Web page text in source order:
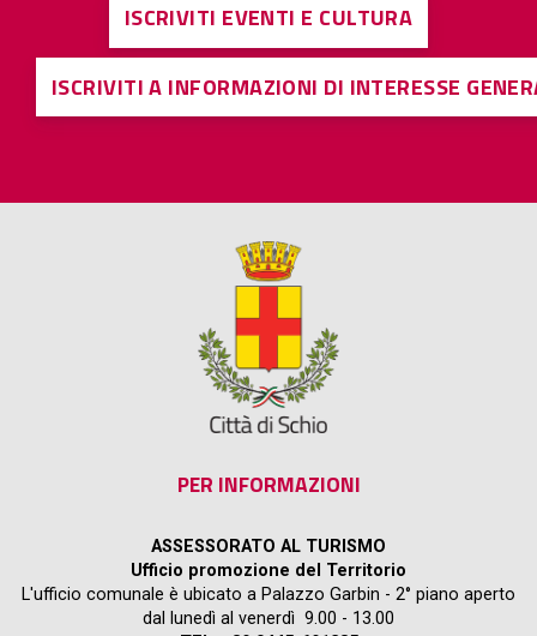
ISCRIVITI EVENTI E CULTURA
ISCRIVITI A INFORMAZIONI DI INTERESSE
PER INFORMAZIONI
ASSESSORATO AL TURISMO
Ufficio promozione del Territorio
L'ufficio comunale è ubicato a Palazzo Garbin - 2° piano aperto
dal lunedì al venerdì 9.00 - 13.00